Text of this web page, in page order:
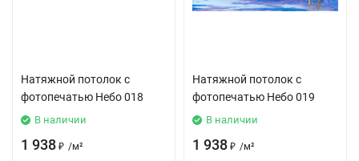
Натяжной потолок с
фотопечатью Небо 018
В наличии
1 938 ₽ /м²
Натяжной потолок с
фотопечатью Небо 019
В наличии
1 938 ₽ /м²